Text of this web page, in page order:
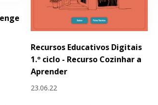
Recursos Educativos Digitais
1.º ciclo - Recurso Cozinhar a
Aprender
23.06.22